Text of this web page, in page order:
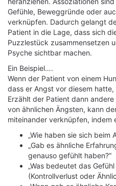
Gefühle, Beweggründe oder
verknüpfen. Dadurch gelangt
Patient in die Lage, dass sich
Puzzlestück zusammensetzen
Psyche sichtbar machen.
Ein Beispiel….
Wenn der Patient von einem
dass er Angst vor diesem
Erzählt der Patient dann
von ähnlichen Ängsten, kann
miteinander verknüpfen, indem
„Wie haben sie sich beim
„Gab es ähnliche
genauso gefühlt haben?“
„Was bedeutet das
(Kontrollverlust oder